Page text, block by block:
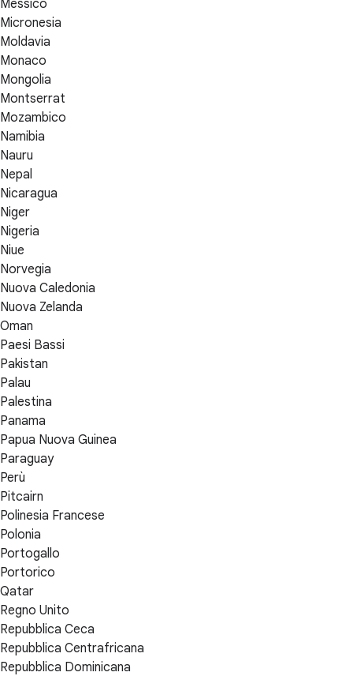
Messico
Micronesia
Moldavia
Monaco
Mongolia
Montserrat
Mozambico
Namibia
Nauru
Nepal
Nicaragua
Niger
Nigeria
Niue
Norvegia
Nuova Caledonia
Nuova Zelanda
Oman
Paesi Bassi
Pakistan
Palau
Palestina
Panama
Papua Nuova Guinea
Paraguay
Perù
Pitcairn
Polinesia Francese
Polonia
Portogallo
Portorico
Qatar
Regno Unito
Repubblica Ceca
Repubblica Centrafricana
Repubblica Dominicana